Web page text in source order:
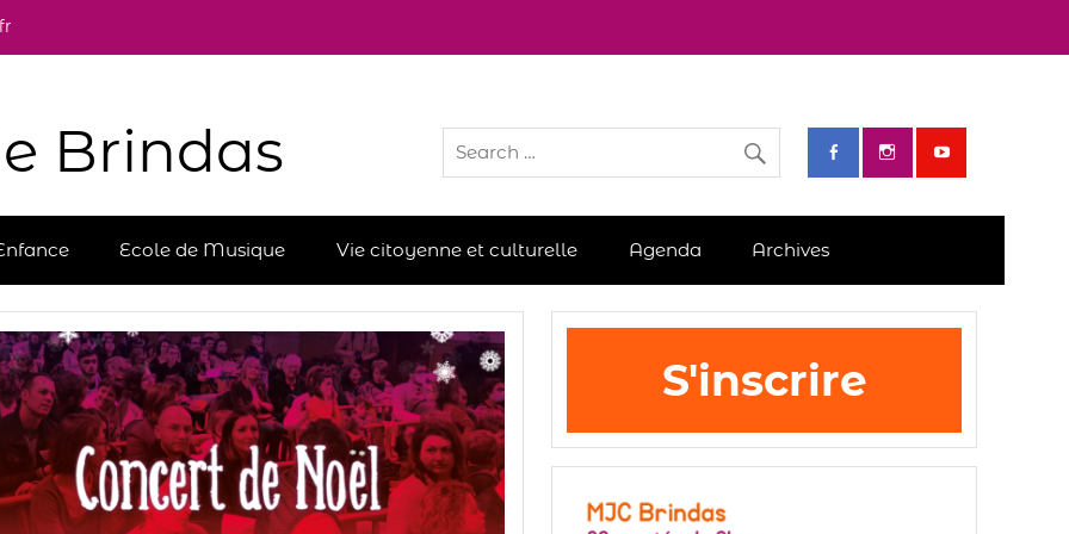
Brindas
Ecole de Musique Vie citoyenne et culturelle Agenda Archives
S'inscrire